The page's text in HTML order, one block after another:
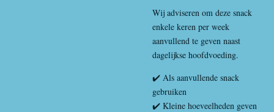
Wij adviseren om deze snack
enkele keren per week
aanvullend te geven naast
dagelijkse hoofdvoeding.
✔️ Als aanvullende snack
gebruiken
✔️ Kleine hoeveelheden geven